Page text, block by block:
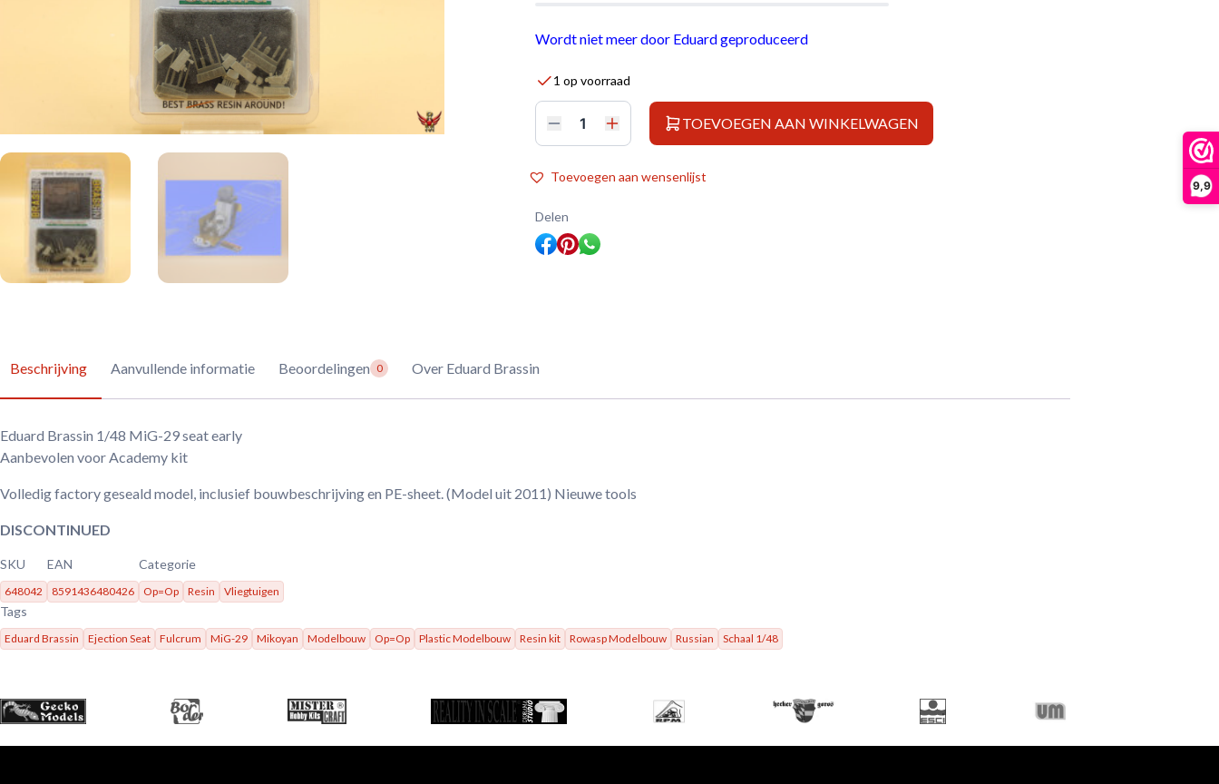
9,9
Wordt niet meer door Eduard geproduceerd
1 op voorraad
Eduard
Brassin
MiG-
29
early
aantal
TOEVOEGEN AAN WINKELWAGEN
Toevoegen aan wensenlijst
Delen
Beschrijving Aanvullende informatie Beoordelingen 0 Over Eduard Brassin
Eduard Brassin 1/48 MiG-29 seat early
Aanbevolen voor Academy kit
Volledig factory geseald model, inclusief bouwbeschrijving en PE-sheet. (Model uit 2011) Nieuwe tools
DISCONTINUED
SKU
648042
EAN
8591436480426
Categorie
Op=Op Resin Vliegtuigen
Tags
Eduard Brassin Ejection Seat Fulcrum MiG-29 Mikoyan Modelbouw Op=Op Plastic Modelbouw Resin kit Rowasp Modelbouw Russian Schaal 1/48